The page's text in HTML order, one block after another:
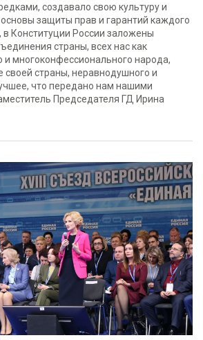
создавало свою культуру и
защиты прав и гарантий каждого
в Конституции России заложены
страны, всех нас как
и многоконфессионального народа,
своей страны, неравнодушного и
что передано нам нашими
Председателя ГД Ирина